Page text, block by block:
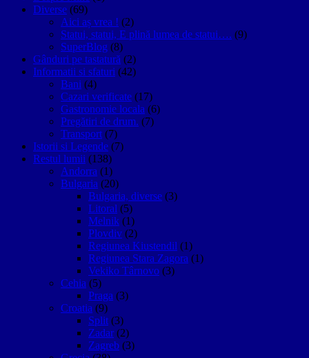
Diverse (69)
Aici aș vrea ! (2)
Statui, statui, E plină lumea de statui…. (9)
SuperBlog (8)
Gânduri pe tastatură (2)
Informatii si sfaturi (42)
Bani (4)
Cazari verificate (17)
Gastronomie locala (6)
Pregătiri de drum. (7)
Transport (7)
Istorii si Legende (7)
Restul lumii (138)
Andorra (1)
Bulgaria (20)
Bulgaria, diverse (3)
Litoral (5)
Melnik (1)
Plovdiv (2)
Regiunea Kiustendil (1)
Regiunea Stara Zagora (1)
Vekiko Târnovo (3)
Cehia (5)
Praga (3)
Croatia (9)
Split (3)
Zadar (2)
Zagreb (3)